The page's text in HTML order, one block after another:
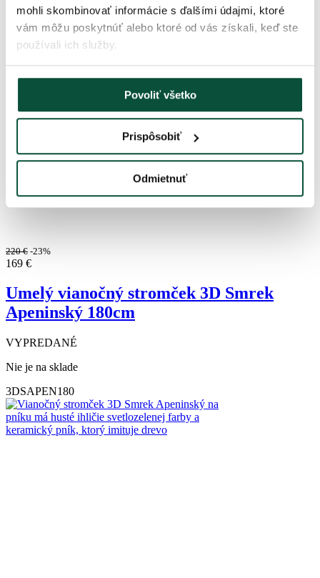
mohli skombinovať informácie s ďalšími údajmi, ktoré
vám môžu poskytnúť alebo ktoré od vás získali, keď ste
používali ich služby.
Povoliť všetko
Prispôsobiť
Odmietnuť
220€ -23%
169 €
Umelý vianočný stromček 3D Smrek
Apeninský 180cm
VYPREDANÉ
Nie je na sklade
3DSAPEN180